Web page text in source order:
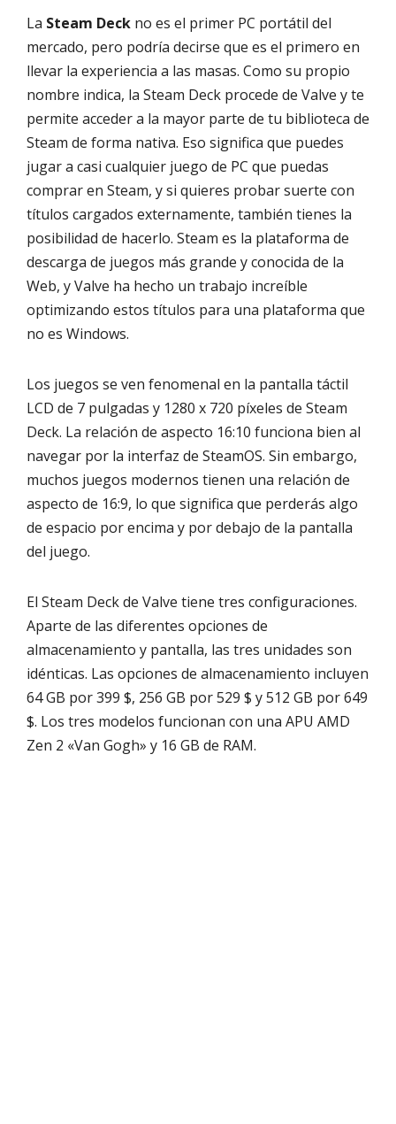
La Steam Deck no es el primer PC portátil del
mercado, pero podría decirse que es el primero en
llevar la experiencia a las masas. Como su propio
nombre indica, la Steam Deck procede de Valve y te
permite acceder a la mayor parte de tu biblioteca de
Steam de forma nativa. Eso significa que puedes
jugar a casi cualquier juego de PC que puedas
comprar en Steam, y si quieres probar suerte con
títulos cargados externamente, también tienes la
posibilidad de hacerlo. Steam es la plataforma de
descarga de juegos más grande y conocida de la
Web, y Valve ha hecho un trabajo increíble
optimizando estos títulos para una plataforma que
no es Windows.
Los juegos se ven fenomenal en la pantalla táctil
LCD de 7 pulgadas y 1280 x 720 píxeles de Steam
Deck. La relación de aspecto 16:10 funciona bien al
navegar por la interfaz de SteamOS. Sin embargo,
muchos juegos modernos tienen una relación de
aspecto de 16:9, lo que significa que perderás algo
de espacio por encima y por debajo de la pantalla
del juego.
El Steam Deck de Valve tiene tres configuraciones.
Aparte de las diferentes opciones de
almacenamiento y pantalla, las tres unidades son
idénticas. Las opciones de almacenamiento incluyen
64 GB por 399 $, 256 GB por 529 $ y 512 GB por 649
$. Los tres modelos funcionan con una APU AMD
Zen 2 «Van Gogh» y 16 GB de RAM.